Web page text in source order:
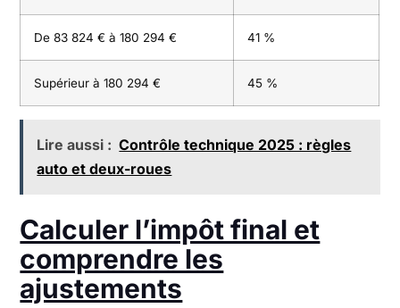
De 83 824 € à 180 294 € 41 %
Supérieur à 180 294 € 45 %
Lire aussi : Contrôle technique 2025 : règles
auto et deux-roues
Calculer l’impôt final et
comprendre les
ajustements